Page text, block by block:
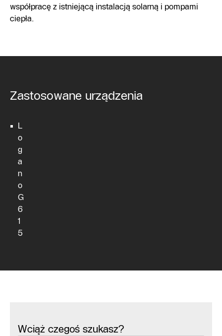
współpracę z istniejącą instalacją solarną i pompami
ciepła.
Zastosowane urządzenia
L
o
g
a
n
o
G
6
1
5
Wciąż czegoś szukasz?